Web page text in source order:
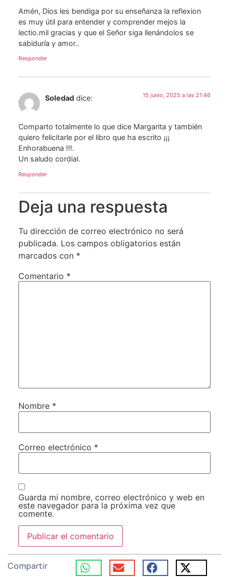
Amén, Dios les bendiga por su enseñanza la reflexion
es muy útil para entender y comprender mejos la
lectio.mil gracias y que el Señor siga llenándolos se
sabiduría y amor..
Responder
Soledad dice: 15 junio, 2025 a las 21:46
Comparto totalmente lo que dice Margarita y también
quiero felicitarle por el libro que ha escrito ¡¡¡
Enhorabuena !!!.
Un saludo cordial.
Responder
Deja una respuesta
Tu dirección de correo electrónico no será
publicada. Los campos obligatorios están
marcados con *
Comentario *
Nombre *
Correo electrónico *
Guarda mi nombre, correo electrónico y web en
este navegador para la próxima vez que
comente.
Compartir